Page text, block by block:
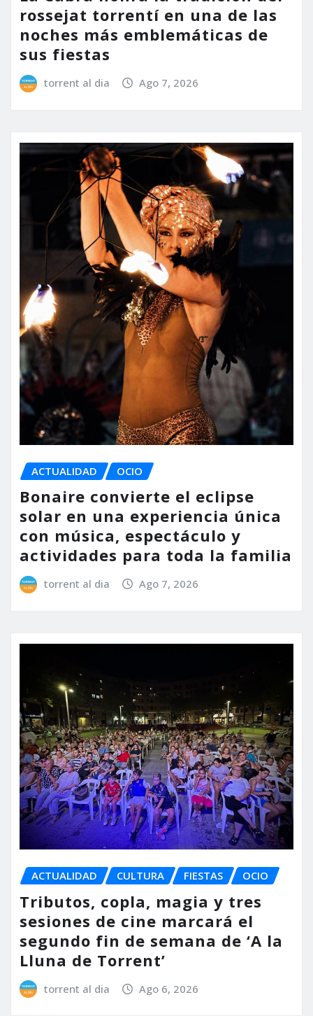
rossejat torrentí en una de las
noches más emblemáticas de
sus fiestas
torrent al dia Ago 7, 2026
ACTUALIDAD OCIO
Bonaire convierte el eclipse
solar en una experiencia única
con música, espectáculo y
actividades para toda la familia
torrent al dia Ago 7, 2026
ACTUALIDAD CULTURA FIESTAS OCIO
Tributos, copla, magia y tres
sesiones de cine marcará el
segundo fin de semana de ‘A la
Lluna de Torrent’
torrent al dia Ago 6, 2026